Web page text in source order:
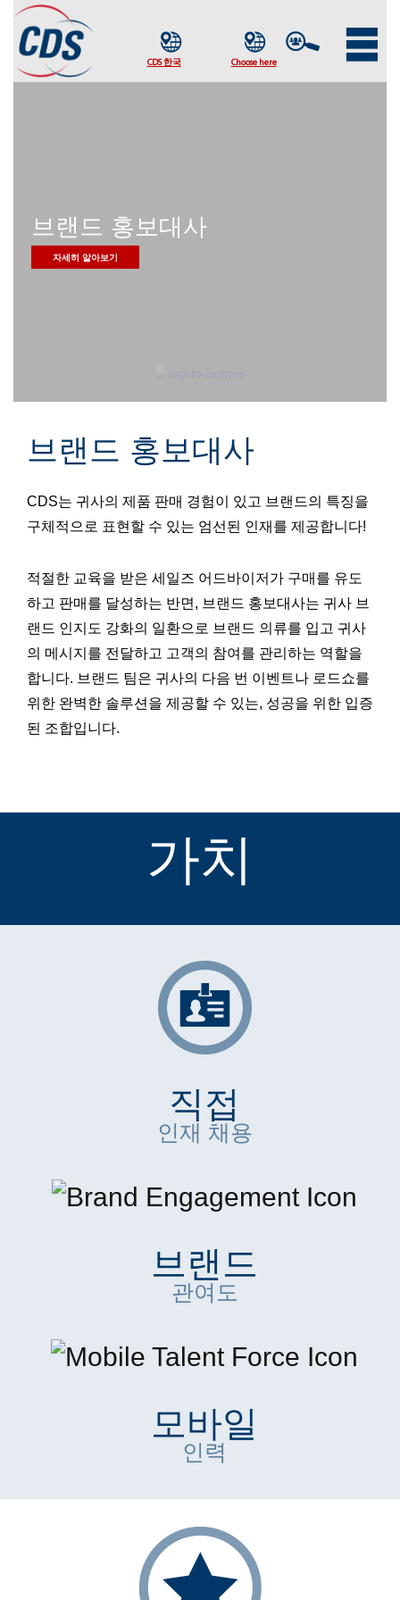
브랜드 홍보대사
자세히 알아보기
브랜드 홍보대사
CDS는 귀사의 제품 판매 경험이 있고 브랜드의 특징을
구체적으로 표현할 수 있는 엄선된 인재를 제공합니다!
적절한 교육을 받은 세일즈 어드바이저가 구매를 유도
하고 판매를 달성하는 반면, 브랜드 홍보대사는 귀사 브
랜드 인지도 강화의 일환으로 브랜드 의류를 입고 귀사
의 메시지를 전달하고 고객의 참여를 관리하는 역할을
합니다. 브랜드 팀은 귀사의 다음 번 이벤트나 로드쇼를
위한 완벽한 솔루션을 제공할 수 있는, 성공을 위한 입증
된 조합입니다.
가치
직접
인재 채용
브랜드
관여도
모바일
인력